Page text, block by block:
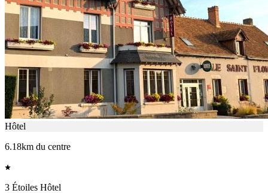
Hôtel
6.18km du centre
3 Étoiles Hôtel